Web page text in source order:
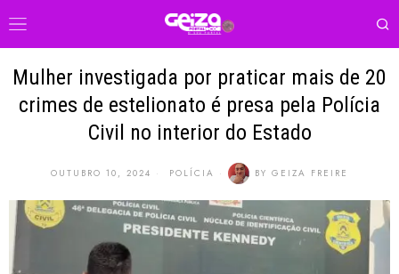
Mulher investigada por praticar mais de 20
crimes de estelionato é presa pela Polícia
Civil no interior do Estado
OUTUBRO 10, 2024 POLÍCIA BY GEIZA FREIRE